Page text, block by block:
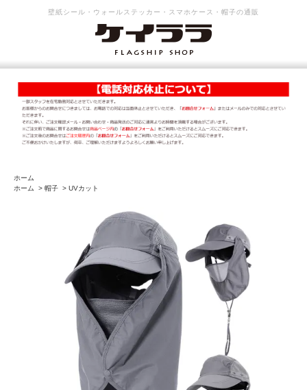
壁紙シール・ウォールステッカー・スマホケース・帽子の通販
ホーム
ホーム
> 帽子 > UVカット